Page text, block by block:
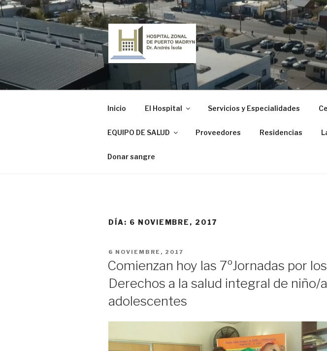
Ir
al
contenido
HOSPITAL ZONAL
Inicio El Hospital Servicios y Especialidades
EQUIPO DE SALUD Proveedores Residencias
Donar sangre
DÍA: 6 NOVIEMBRE, 2017
PUBLICADO
6 NOVIEMBRE, 2017
Comienzan hoy las 7ºJornadas por los
Derechos a la salud integral de niño/
adolescentes